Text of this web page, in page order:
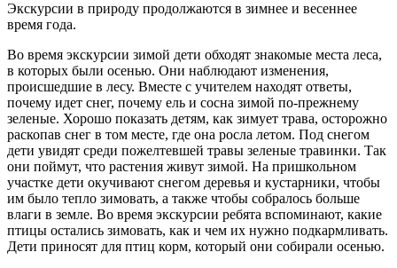
Экскурсии в природу продолжаются в зимнее и весеннее
время года.
Во время экскурсии зимой дети обходят знакомые места леса,
в которых были осенью. Они наблюдают изменения,
происшедшие в лесу. Вместе с учителем находят ответы,
почему идет снег, почему ель и сосна зимой по-прежнему
зеленые. Хорошо показать детям, как зимует трава, осторожно
раскопав снег в том месте, где она росла летом. Под снегом
дети увидят среди пожелтевшей травы зеленые травинки. Так
они поймут, что растения живут зимой. На пришкольном
участке дети окучивают снегом деревья и кустарники, чтобы
им было тепло зимовать, а также чтобы собралось больше
влаги в земле. Во время экскурсии ребята вспоминают, какие
птицы остались зимовать, как и чем их нужно подкармливать.
Дети приносят для птиц корм, который они собирали осенью.